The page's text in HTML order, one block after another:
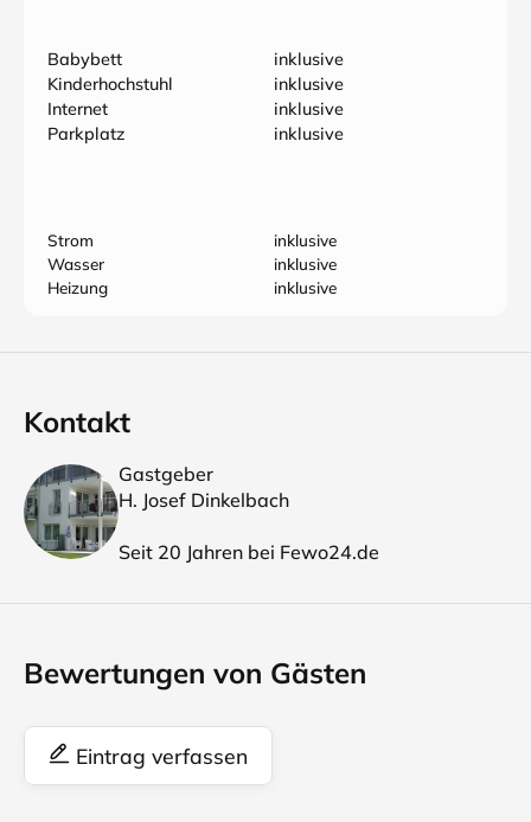
Babybett
inklusive
Kinderhochstuhl
inklusive
Internet
inklusive
Parkplatz
inklusive
Strom
inklusive
Wasser
inklusive
Heizung
inklusive
Kontakt
Gastgeber
H. Josef Dinkelbach
Seit 20 Jahren bei Fewo24.de
Bewertungen von Gästen
Eintrag verfassen